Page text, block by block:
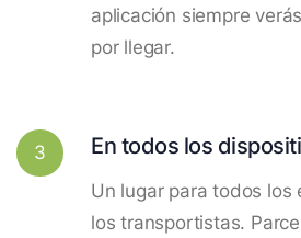
aplicación siempre
por llegar.
3 En todos los
Un lugar para todos los
los transportistas.